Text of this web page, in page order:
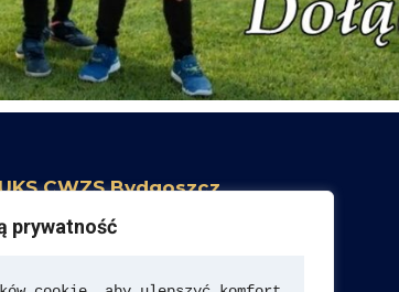
prywatność
CWZS Bydgoszcz
Czerkaska 8,